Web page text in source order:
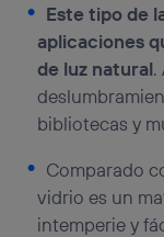
Este tipo de
aplicaciones
de luz natural.
bibliotecas y
Comparado
vidrio es un
intemperie y